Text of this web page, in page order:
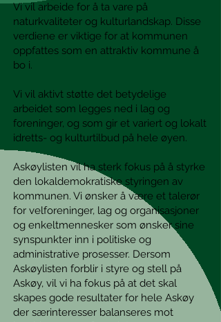
Vi vil arbeide for å ta vare på
naturkvaliteter og kulturlandskap. Disse
verdiene er viktige for at kommunen
oppfattes som en attraktiv kommune å
bo i.
Vi vil aktivt støtte det betydelige
arbeidet som legges ned i lag og
foreninger, og som gir et variert og lokalt
idretts- og kulturtilbud på hele øyen.
Askøylisten vil ha sterk fokus på å styrke
den lokaldemokratiske styringen av
kommunen. Vi ønsker å være et talerør
for velforeninger, lag og organisasjoner
og enkeltmennesker som ønsker sine
synspunkter inn i politiske og
administrative prosesser. Dersom
Askøylisten forblir i styre og stell på
Askøy, vil vi ha fokus på at det skal
skapes gode resultater for hele Askøy
der særinteresser balanseres mot